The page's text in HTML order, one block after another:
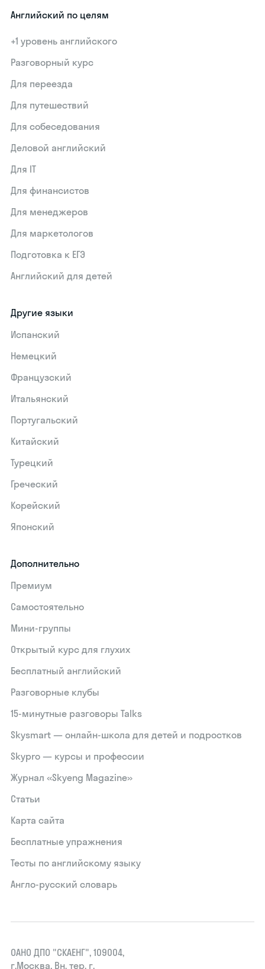
Английский по целям
+1 уровень английского
Разговорный курс
Для переезда
Для путешествий
Для собеседования
Деловой английский
Для IT
Для финансистов
Для менеджеров
Для маркетологов
Подготовка к ЕГЭ
Английский для детей
Другие языки
Испанский
Немецкий
Французский
Итальянский
Португальский
Китайский
Турецкий
Греческий
Корейский
Японский
Дополнительно
Премиум
Самостоятельно
Мини-группы
Открытый курс для глухих
Бесплатный английский
Разговорные клубы
15‑минутные разговоры Talks
Skysmart — онлайн-школа для детей и подростков
Skypro — курсы и профессии
Журнал «Skyeng Magazine»
Статьи
Карта сайта
Бесплатные упражнения
Тесты по английскому языку
Англо-русский словарь
ОАНО ДПО "СКАЕНГ", 109004,
г.Москва, Вн. тер. г.